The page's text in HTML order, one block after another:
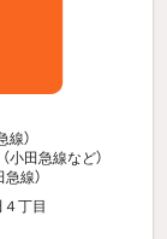
線）
小田急線など）
急線）
丁目